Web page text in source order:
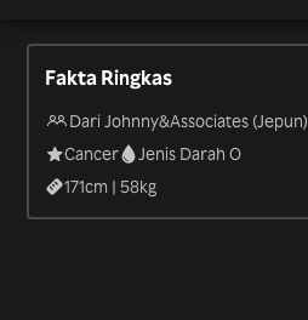
Fakta Ringkas
Dari Johnny&Associates (Jepun)
Cancer
Jenis Darah O
171cm |58kg